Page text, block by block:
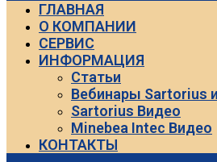
ГЛАВНАЯ
О КОМПАНИИ
СЕРВИС
ИНФОРМАЦИЯ
Статьи
Вебинары Sartorius
Sartorius Видео
Minebea Intec Видео
КОНТАКТЫ